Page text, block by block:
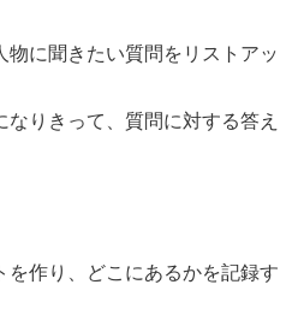
物に聞きたい質問をリストアッ
なりきって、質問に対する答え
作り、どこにあるかを記録す